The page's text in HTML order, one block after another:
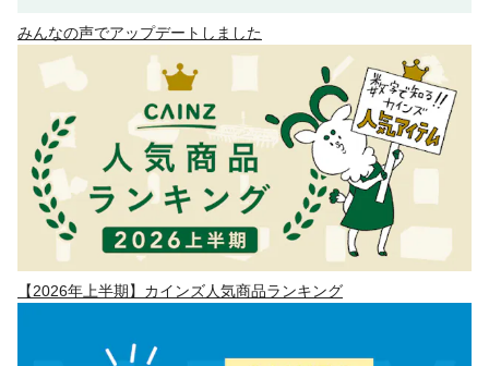
みんなの声でアップデートしました
【2026年上半期】カインズ人気商品ランキング